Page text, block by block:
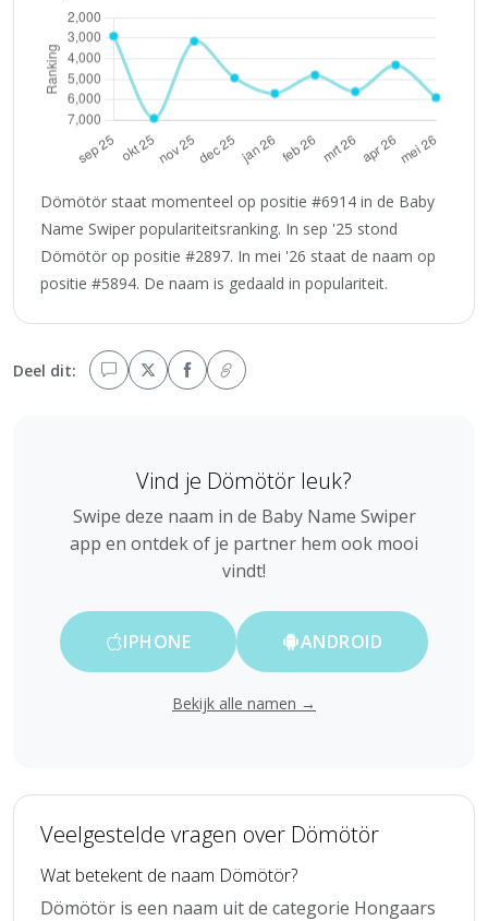
Dömötör staat momenteel op positie #6914 in de Baby
Name Swiper populariteitsranking. In sep '25 stond
Dömötör op positie #2897. In mei '26 staat de naam op
positie #5894. De naam is gedaald in populariteit.
Deel dit:
Vind je Dömötör leuk?
Swipe deze naam in de Baby Name Swiper
app en ontdek of je partner hem ook mooi
vindt!
IPHONE ANDROID
Bekijk alle namen →
Veelgestelde vragen over Dömötör
Wat betekent de naam Dömötör?
Dömötör is een naam uit de categorie Hongaars